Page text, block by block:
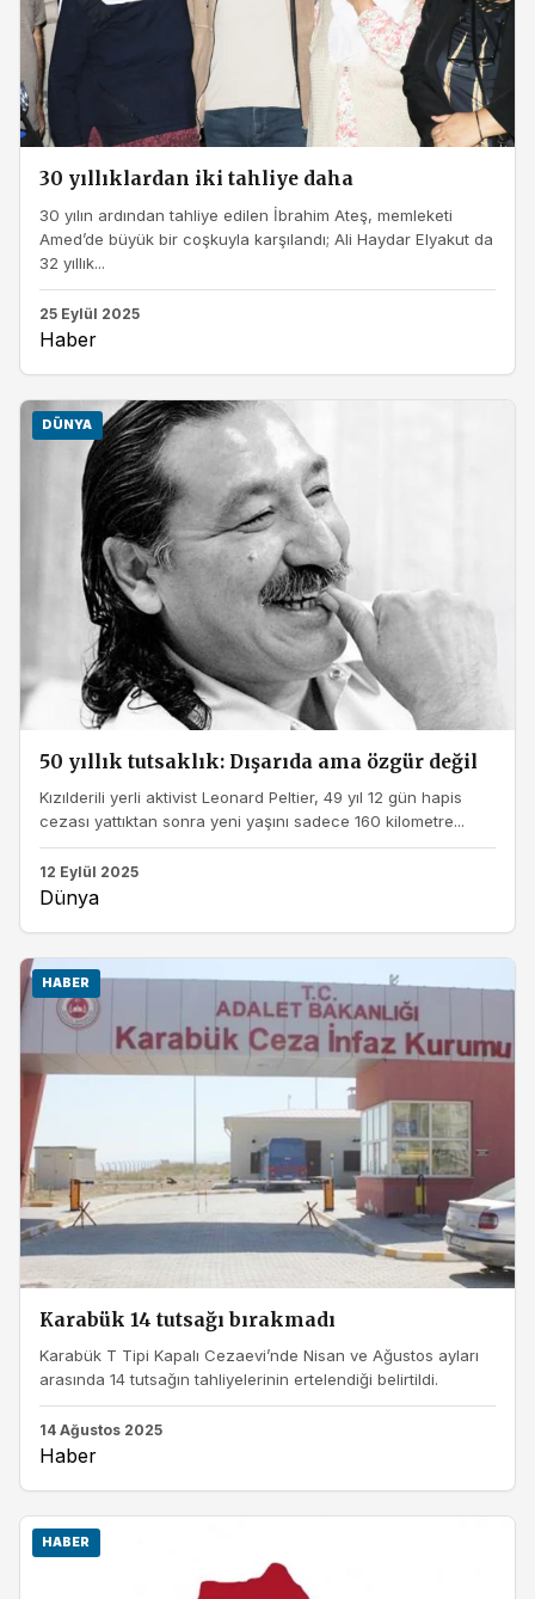
30 yıllıklardan iki tahliye daha
30 yılın ardından tahliye edilen İbrahim Ateş, memleketi
Amed’de büyük bir coşkuyla karşılandı; Ali Haydar Elyakut da
32 yıllık...
25 Eylül 2025
Haber
DÜNYA
50 yıllık tutsaklık: Dışarıda ama özgür değil
Kızılderili yerli aktivist Leonard Peltier, 49 yıl 12 gün hapis
cezası yattıktan sonra yeni yaşını sadece 160 kilometre...
12 Eylül 2025
Dünya
HABER
Karabük 14 tutsağı bırakmadı
Karabük T Tipi Kapalı Cezaevi’nde Nisan ve Ağustos ayları
arasında 14 tutsağın tahliyelerinin ertelendiği belirtildi.
14 Ağustos 2025
Haber
HABER